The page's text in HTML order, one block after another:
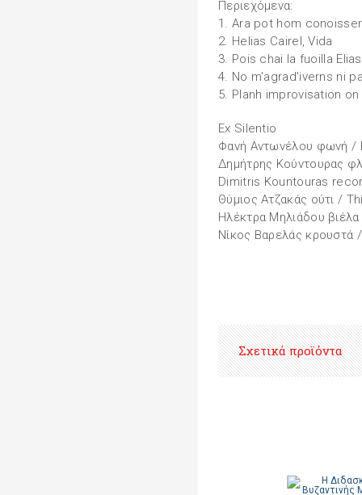
Περιεχόμενα:
1. Ara pot hom
2. Helias Cairel, Vida
3. Pois chai la fuoilla
4. No m'agrad'iverns ni
5. Planh improvisation
Ex Silentio
Φανή Αντωνέλου φωνή /
Δημήτρης Κούντουρας
Dimitris Kountouras
Θύμιος Ατζακάς ούτι /
Ηλέκτρα Μηλιάδου
Νίκος Βαρελάς
Σχετικά προϊόντα